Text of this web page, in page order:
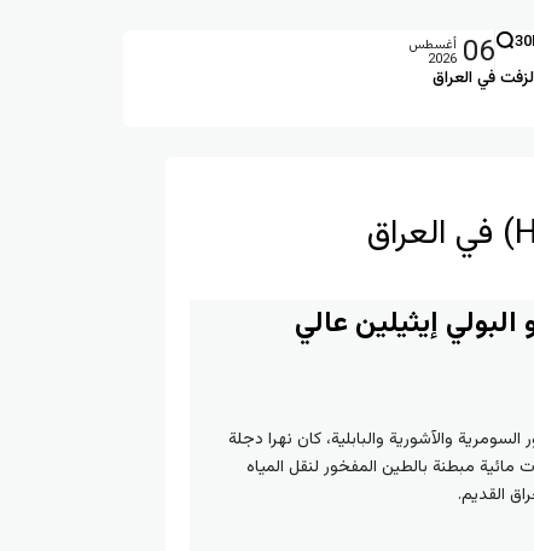
في العراق
06 أغسطس
2026
البولي إيثيلين عالي
والآشورية والبابلية، كان نهرا دجلة
مبطنة بالطين المفخور لنقل المياه
القديم.